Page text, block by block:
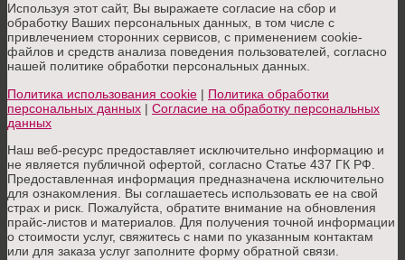
Используя этот сайт, Вы выражаете согласие на сбор и
обработку Ваших персональных данных, в том числе с
привлечением сторонних сервисов, с применением cookie-
файлов и средств анализа поведения пользователей, согласно
нашей политике обработки персональных данных.
Политика использования cookie | Политика обработки
персональных данных | Согласие на обработку персональных
данных
Наш веб-ресурс предоставляет исключительно информацию и
не является публичной офертой, согласно Статье 437 ГК РФ.
Предоставленная информация предназначена исключительно
для ознакомления. Вы соглашаетесь использовать ее на свой
страх и риск. Пожалуйста, обратите внимание на обновления
прайс-листов и материалов. Для получения точной информации
о стоимости услуг, свяжитесь с нами по указанным контактам
или для заказа услуг заполните форму обратной связи.